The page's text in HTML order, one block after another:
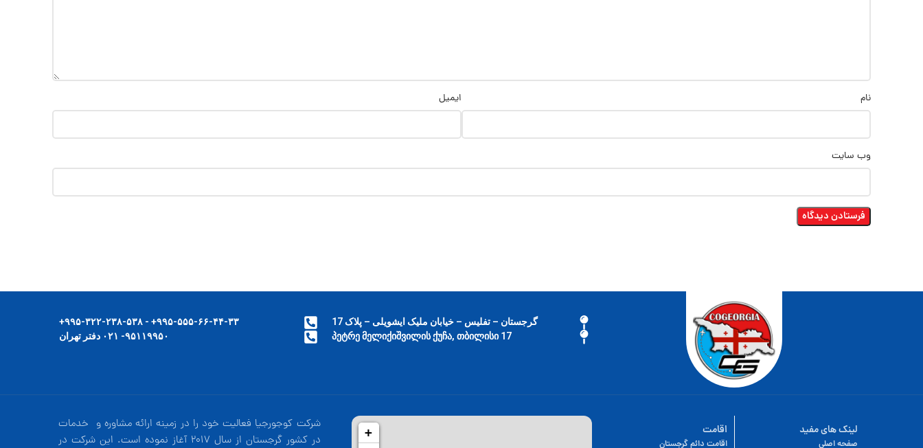
نام ایمیل
وب‌ سایت
۹۹۵-۵۵۵-۶۶-۴۴-۳۳+ - ۹۹۵-۳۲۲-۲۳۸-۵۳۸+
۹۵۱۱۹۹۵۰- ۰۲۱ دفتر تهران
گرجستان – تفلیس – خیابان ملیک ایشویلی – پلاک 17
17 პეტრე მელიქიშვილის ქუჩა, თბილისი
شرکت کوجورجیا فعالیت خود را در زمینه ارائه مشاوره و خدمات
در کشور گرجستان از سال 2017 آغاز نموده است. این شرکت در
+
اقامت
اقامت دائم گرجستان
لینک های مفید
صفحه اصلی